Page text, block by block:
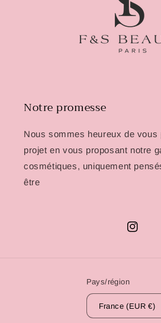
Notre promesse
Nous sommes heureux de vous
projet en vous proposant notre
cosmétiques, uniquement
être
Pays/région
France (EUR €)